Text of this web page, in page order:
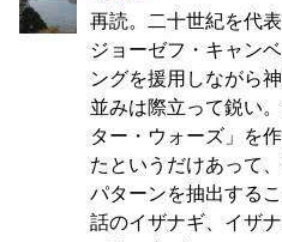
再読。二十世紀を代
ジョーゼフ・キャン
ングを援用しながら
並みは際立って鋭い
ター・ウォーズ」を
たというだけあって
パターンを抽出する
話のイザナギ、イザ